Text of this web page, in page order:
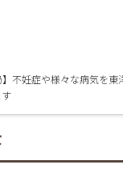
】不妊症や様々な病気を